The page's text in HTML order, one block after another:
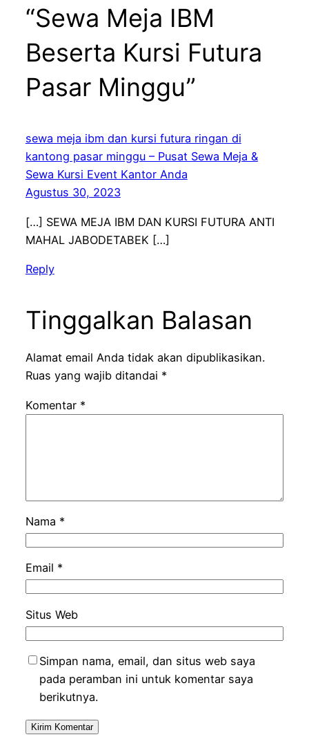
“Sewa Meja IBM
Beserta Kursi Futura
Pasar Minggu”
sewa meja ibm dan kursi futura ringan di
kantong pasar minggu – Pusat Sewa Meja &
Sewa Kursi Event Kantor Anda
Agustus 30, 2023
[…] SEWA MEJA IBM DAN KURSI FUTURA ANTI
MAHAL JABODETABEK […]
Reply
Tinggalkan Balasan
Alamat email Anda tidak akan dipublikasikan.
Ruas yang wajib ditandai *
Komentar *
Nama *
Email *
Situs Web
Simpan nama, email, dan situs web saya
pada peramban ini untuk komentar saya
berikutnya.